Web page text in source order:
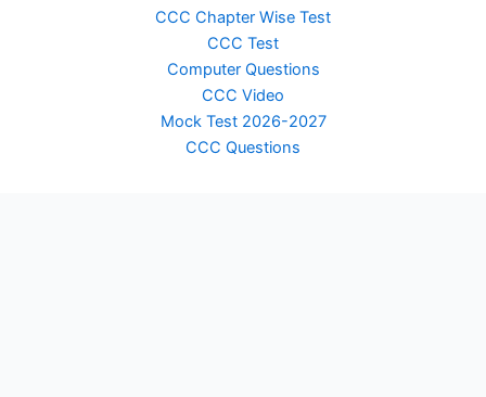
CCC Chapter Wise Test
CCC Test
Computer Questions
CCC Video
Mock Test 2026-2027
CCC Questions